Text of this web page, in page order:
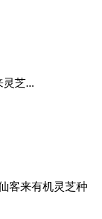
芝...
客来有机灵芝种